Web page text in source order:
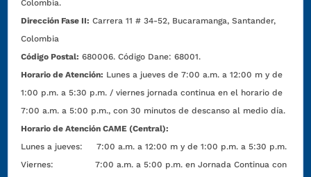
Colombia.
Dirección Fase II: Carrera 11 # 34-52, Bucaramanga, Santander,
Colombia
Código Postal: 680006. Código Dane: 68001.
Horario de Atención: Lunes a jueves de 7:00 a.m. a 12:00 m y de
1:00 p.m. a 5:30 p.m. / viernes jornada continua en el horario de
7:00 a.m. a 5:00 p.m., con 30 minutos de descanso al medio día.
Horario de Atención CAME (Central):
Lunes a jueves: 7:00 a.m. a 12:00 m y de 1:00 p.m. a 5:30 p.m.
Viernes: 7:00 a.m. a 5:00 p.m. en Jornada Continua con